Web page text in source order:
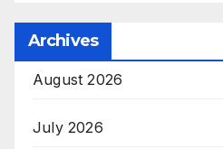
Archives
August 2026
July 2026